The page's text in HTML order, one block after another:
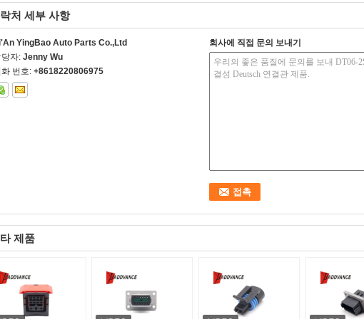
처 세부 사항
YingBao Auto Parts Co.,Ltd
당자: Jenny Wu
화 번호: +8618220806975
회사에 직접 문의 보내기
제품